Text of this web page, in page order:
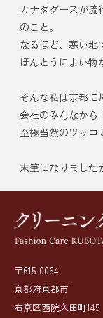
カナダグースが流
のこと。
なるほど、寒い地
ほんとうによい物
そんな私は京都に
会社のみんなから
至極当然のツッコ
末筆になりました
〒615-0064
京都府京都市
右京区西院久田町145